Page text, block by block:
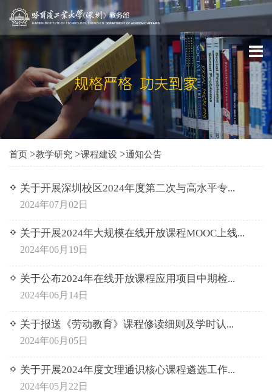
首页 >教学研究 >课程建设 >通知公告
关于开展深圳校区2024年度第二次与高水平专...
2024年07月02日
关于开展2024年大规模在线开放课程MOOC上线...
2024年06月19日
关于公布2024年在线开放课程应用项目中期检...
2024年06月14日
关于报送《劳动教育》课程修读细则及学时认...
2024年06月05日
关于开展2024年度文理通识核心课程遴选工作...
2024年05月22日